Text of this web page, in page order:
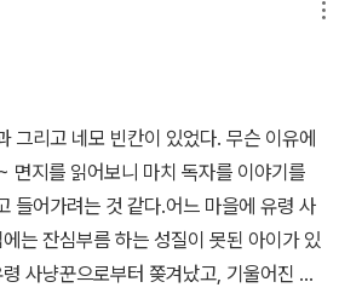
쓰는 것도 어쩌면 필연...?! ㅋㅋㅋ)​매일
는 우리들.이 책을 시작으로어떤 책을 읽
가져 보는 것도 좋을 것 같아요. ​2022
2022년의 내 책은 어땠는지 한 번 생각
2023년도 하루하루 나만의 멋진 이야기
풀이되었고 유령 가족과의 만남과 작가의
족을 괴롭히는 소녀의 모습이 반복되고 유
유령 사냥꾼에 붙잡혀 기둥에 묶이고 독
의 멘트가 인상적이다. 이것은 유령 사
작가가 등장하게 된다. 뒷 이야기를 상상
독자의 반응을 유도한다는 점에서 참여형
의 놀림은 뒷 이야기를 만들도록 자극하고
과 글을 상상하고 만들어보게 한다.작가
멋진 이야기를 만들었구나. 정말 잘했
그리고 네모 빈칸이 있었다. 무슨 이유에
들어가려는 것 같다.어느 마을에 유령 사
부름 하는 성질이 못된 아이가 있
사냥꾼으로부터 쫒겨났고, 기울어진 탑